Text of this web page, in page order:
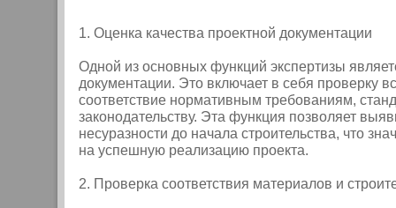
1. Оценка качества проектной документации
Одной из основных функций экспертизы
документации. Это включает в себя проверку
соответствие нормативным требованиям,
законодательству. Эта функция позволяет
несуразности до начала строительства, что
на успешную реализацию проекта.
2. Проверка соответствия материалов и